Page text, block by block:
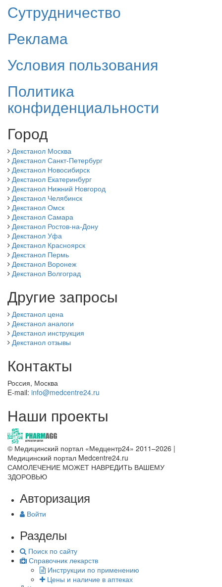
Сутрудничество
Реклама
Условия пользования
Политика
конфиденциальности
Город
Декстанол Москва
Декстанол Санкт-Петербург
Декстанол Новосибирск
Декстанол Екатеринбург
Декстанол Нижний Новгород
Декстанол Челябинск
Декстанол Омск
Декстанол Самара
Декстанол Ростов-на-Дону
Декстанол Уфа
Декстанол Красноярск
Декстанол Пермь
Декстанол Воронеж
Декстанол Волгоград
Другие запросы
Декстанол цена
Декстанол аналоги
Декстанол инструкция
Декстанол отзывы
Контакты
Россия, Москва
E-mail: info@medcentre24.ru
Наши проекты
© Медицинский портал «Медцентр24» 2011–2026 |
Медицинский портал Medcentre24.ru
САМОЛЕЧЕНИЕ МОЖЕТ НАВРЕДИТЬ ВАШЕМУ
ЗДОРОВЬЮ
Авторизация
Войти
Разделы
Поиск по сайту
Справочник лекарств
Инструкции по применению
Цены и наличие в аптеках